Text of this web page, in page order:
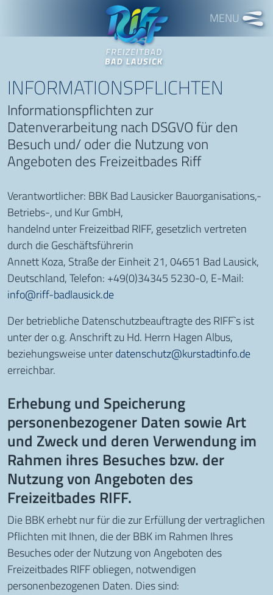
Freizeitbad RIFF
INFORMATIONSPFLICHTEN
Informationspflichten zur
Datenverarbeitung nach DSGVO für den
Besuch und/ oder die Nutzung von
Angeboten des Freizeitbades Riff
Verantwortlicher: BBK Bad Lausicker Bauorganisations,-
Betriebs-, und Kur GmbH,
handelnd unter Freizeitbad RIFF, gesetzlich vertreten
durch die Geschäftsführerin
Annett Koza, Straße der Einheit 21, 04651 Bad Lausick,
Deutschland, Telefon: +49(0)34345 5230-0, E-Mail:
info@riff-badlausick.de
Der betriebliche Datenschutzbeauftragte des RIFF`s ist
unter der o.g. Anschrift zu Hd. Herrn Hagen Albus,
beziehungsweise unterdatenschutz@kurstadtinfo.de
erreichbar.
Erhebung und Speicherung
personenbezogener Daten sowie Art
und Zweck und deren Verwendung im
Rahmen ihres Besuches bzw. der
Nutzung von Angeboten des
Freizeitbades RIFF.
Die BBK erhebt nur für die zur Erfüllung der vertraglichen
Pflichten mit Ihnen, die der BBK im Rahmen Ihres
Besuches oder der Nutzung von Angeboten des
Freizeitbades RIFF obliegen, notwendigen
personenbezogenen Daten. Dies sind: